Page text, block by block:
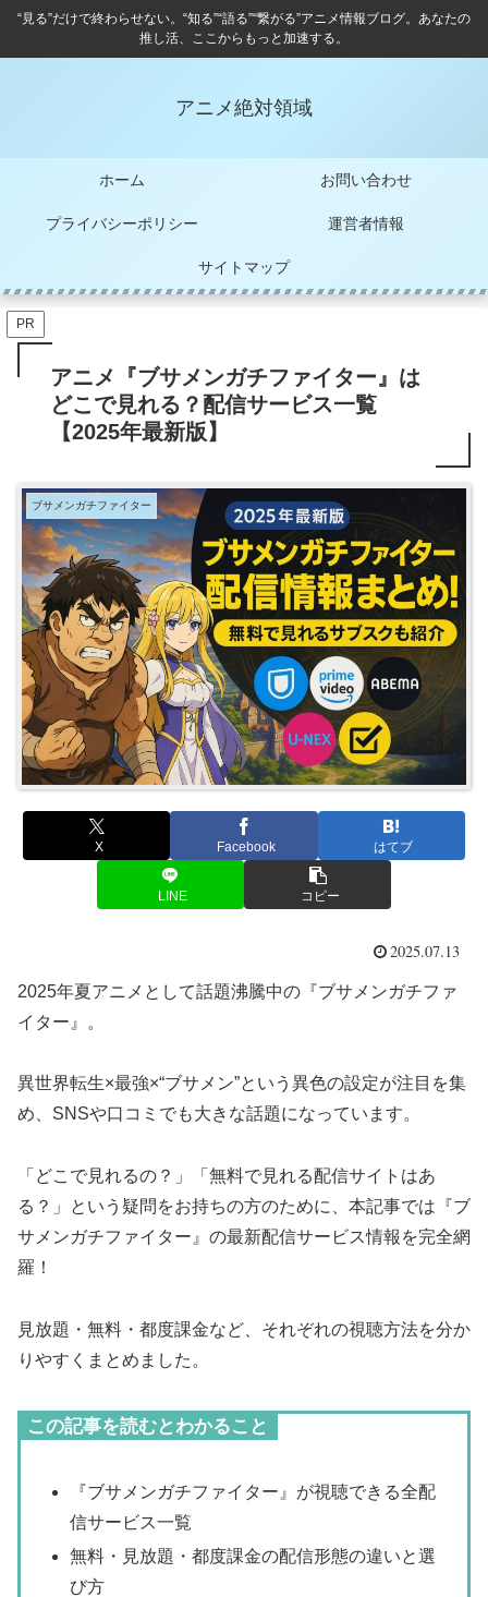
“見る”だけで終わらせない。“知る”“語る”“繋がる”アニメ情報ブログ。あなたの
推し活、ここからもっと加速する。
アニメ絶対領域
ホーム お問い合わせ
プライバシーポリシー 運営者情報
サイトマップ
PR
アニメ『ブサメンガチファイター』は
どこで見れる？配信サービス一覧
【2025年最新版】
ブサメンガチファイター
X Facebook はてブ
LINE コピー
2025.07.13
2025年夏アニメとして話題沸騰中の『ブサメンガチファ
イター』。
異世界転生×最強×“ブサメン”という異色の設定が注目を集
め、SNSや口コミでも大きな話題になっています。
「どこで見れるの？」「無料で見れる配信サイトはあ
る？」という疑問をお持ちの方のために、本記事では『ブ
サメンガチファイター』の最新配信サービス情報を完全網
羅！
見放題・無料・都度課金など、それぞれの視聴方法を分か
りやすくまとめました。
この記事を読むとわかること
『ブサメンガチファイター』が視聴できる全配
信サービス一覧
無料・見放題・都度課金の配信形態の違いと選
び方